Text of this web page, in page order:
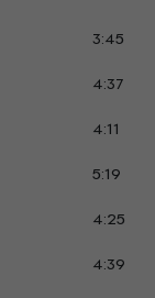
3:45
4:37
4:11
5:19
4:25
4:39